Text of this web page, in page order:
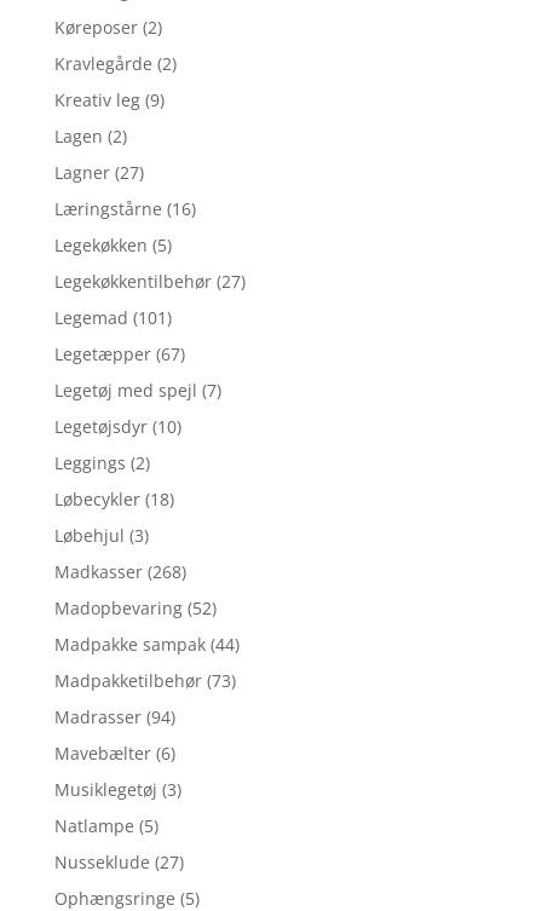
Køreposer (2)
Kravlegårde (2)
Kreativ leg (9)
Lagen (2)
Lagner (27)
Læringstårne (16)
Legekøkken (5)
Legekøkkentilbehør (27)
Legemad (101)
Legetæpper (67)
Legetøj med spejl (7)
Legetøjsdyr (10)
Leggings (2)
Løbecykler (18)
Løbehjul (3)
Madkasser (268)
Madopbevaring (52)
Madpakke sampak (44)
Madpakketilbehør (73)
Madrasser (94)
Mavebælter (6)
Musiklegetøj (3)
Natlampe (5)
Nusseklude (27)
Ophængsringe (5)